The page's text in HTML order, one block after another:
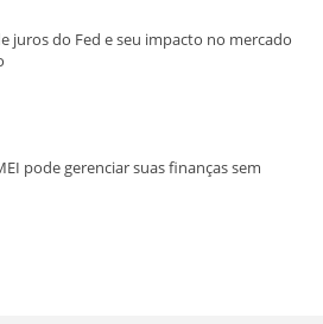
juros do Fed e seu impacto no mercado
pode gerenciar suas finanças sem